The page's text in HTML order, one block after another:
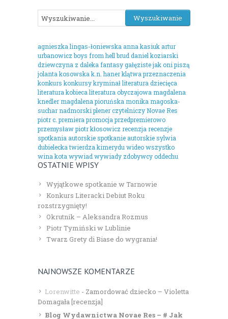
agnieszka lingas-łoniewska anna kasiuk artur
urbanowicz boys from hell brud daniel koziarski
dziewczyna z daleka fantasygałęzistejak oni piszą
jolanta kosowska k.n. hanerklątwa przeznaczenia
konkurs konkursykryminałliteratura dziecięca
literatura kobieca literatura obyczajowa magdalena
knedler magdalena pioruńska monika magoska-
suchar nadmorski plener czytelniczy Novae Res
piotr c. premiera promocja przedpremierowo
przemysław piotr kłosowicz recenzja recenzje
spotkania autorskiespotkanie autorskiesylwia
dubielecka twierdza kimerydu wideowszystko
wina kota wywiad wywiady zdobywcy oddechu
OSTATNIE WPISY
Wyjątkowe spotkanie w Tarnowie
Konkurs Literacki Debiut Roku
rozstrzygnięty!
Okrutnik – Aleksandra Rozmus
Piotr Tymiński w Lublinie
Twarz Grety di Biase do wygrania!
NAJNOWSZE KOMENTARZE
Lorenwitte - Zamordować dziecko – Violetta
Domagała [recenzja]
Blog Wydawnictwa Novae Res – # Jak